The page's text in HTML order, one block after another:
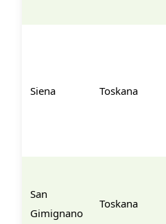
Siena Toskana
San
Gimignano
Toskana